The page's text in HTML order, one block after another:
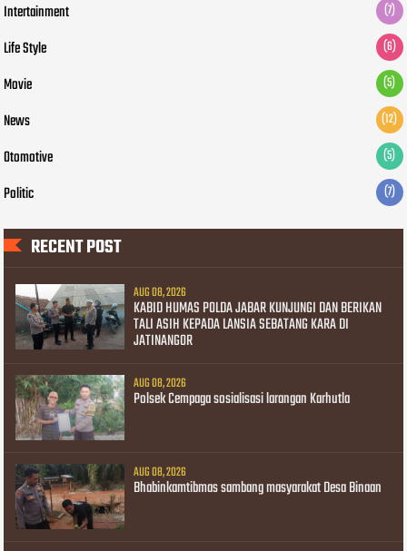
Intertainment (7)
Life Style (6)
Movie (5)
News (12)
Otomotive (5)
Politic (7)
RECENT POST
AUG 08, 2026
KABID HUMAS POLDA JABAR KUNJUNGI DAN BERIKAN
TALI ASIH KEPADA LANSIA SEBATANG KARA DI
JATINANGOR
AUG 08, 2026
Polsek Cempaga sosialisasi larangan Karhutla
AUG 08, 2026
Bhabinkamtibmas sambang masyarakat Desa Binaan